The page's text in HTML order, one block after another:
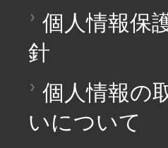
個人情報保
針
個人情報の
いについて